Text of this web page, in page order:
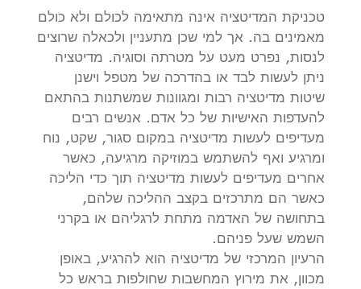
טכניקת המדיטציה אינה מתאימה לכולם ולא כולם
מאמינים בה. אך למי שכן מתעניין ולכאלה שרוצים
לנסות, נפרט מעט על מטרתה וסוגיה. מדיטציה
ניתן לעשות לבד או בהדרכה של מטפל וישנן
שיטות מדיטציה רבות ומגוונות שמשתנות בהתאם
להעדפות האישיות של כל אדם. אנשים רבים
מעדיפים לעשות מדיטציה במקום סגור, שקט, נוח
ומרגיע ואף להשתמש במוזיקה מרגיעה, כאשר
אחרים מעדיפים לעשות מדיטציה תוך כדי הליכה
כאשר הם מתרכזים בקצב ההליכה שלהם,
בתחושה של האדמה מתחת לרגליהם או בקרני
השמש שעל פניהם.
הרעיון המרכזי של מדיטציה הוא להרגיע, באופן
מכוון, את מירוץ המחשבות שחולפות בראש כל